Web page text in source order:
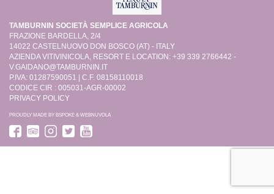
TAMBURNIN SOCIETÀ SEMPLICE AGRICOLA
FRAZIONE BARDELLA, 2/4
14022 CASTELNUOVO DON BOSCO (AT) - ITALY
AZIENDA VITIVINICOLA, RESORT E LOCATION: +39 339 2766442 -
V.GAIDANO@TAMBURNIN.IT
P.IVA: 01287590051 | C.F. 08158110018
CODICE CIR : 005031-AGR-00002
PRIVACY POLICY
PROUDLY MADE BY BSPOKE & WEBNUVOLA